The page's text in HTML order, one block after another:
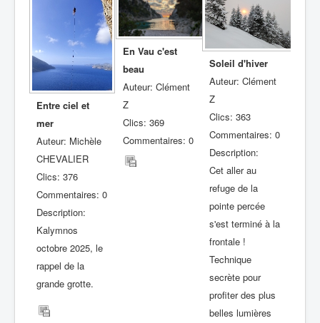
Entre ciel et
mer
Auteur: Michèle
CHEVALIER
Clics: 376
Commentaires: 0
Description:
Kalymnos
octobre 2025, le
rappel de la
grande grotte.
En Vau c'est
beau
Auteur: Clément
Z
Clics: 369
Commentaires: 0
Soleil d'hiver
Auteur: Clément
Z
Clics: 363
Commentaires: 0
Description:
Cet aller au
refuge de la
pointe percée
s'est terminé à la
frontale !
Technique
secrète pour
profiter des plus
belles lumières